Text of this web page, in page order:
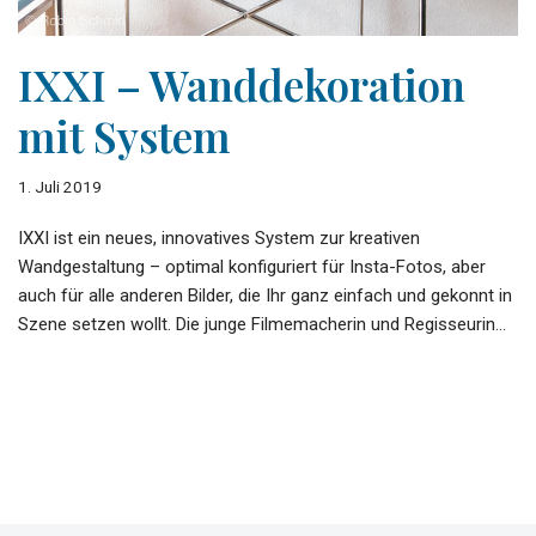
IXXI – Wanddekoration
mit System
1. Juli 2019
IXXI ist ein neues, innovatives System zur kreativen
Wandgestaltung – optimal konfiguriert für Insta-Fotos, aber
auch für alle anderen Bilder, die Ihr ganz einfach und gekonnt in
Szene setzen wollt. Die junge Filmemacherin und Regisseurin…